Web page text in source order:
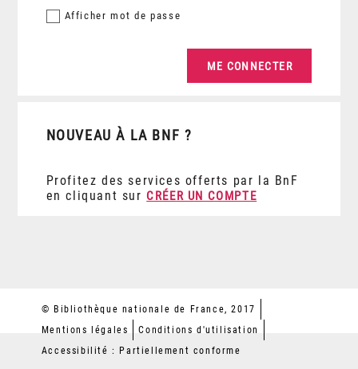
Afficher mot de passe
NOUVEAU À LA BNF ?
Profitez des services offerts par la BnF
en cliquant sur CRÉER UN COMPTE
© Bibliothèque nationale de France, 2017
Mentions légales
Conditions d'utilisation
Accessibilité : Partiellement conforme